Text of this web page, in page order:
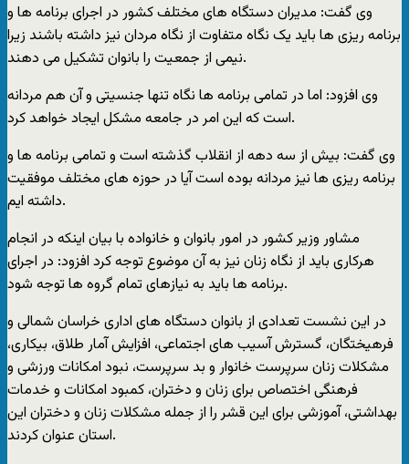
وی گفت: مديران دستگاه های مختلف کشور در اجرای برنامه ها و
برنامه ريزی ها بايد يک نگاه متفاوت از نگاه مردان نيز داشته باشند زيرا
نيمی از جمعيت را بانوان تشکيل می دهند.
وی افزود: اما در تمامی برنامه ها نگاه تنها جنسيتی و آن هم مردانه
است که اين امر در جامعه مشکل ايجاد خواهد کرد.
وی گفت: بيش از سه دهه از انقلاب گذشته است و تمامی برنامه ها و
برنامه ريزی ها نيز مردانه بوده است آيا در حوزه های مختلف موفقيت
داشته ايم.
مشاور وزير کشور در امور بانوان و خانواده با بيان اينکه در انجام
هرکاری بايد از نگاه زنان نيز به آن موضوع توجه کرد افزود: در اجرای
برنامه ها بايد به نيازهای تمام گروه ها توجه شود.
در اين نشست تعدادی از بانوان دستگاه های اداری خراسان شمالی و
فرهيختگان، گسترش آسيب های اجتماعی، افزايش آمار طلاق، بيکاری،
مشکلات زنان سرپرست خانوار و بد سرپرست، نبود امکانات ورزشی و
فرهنگی اختصاص برای زنان و دختران، کمبود امکانات و خدمات
بهداشتی، آموزشی برای اين قشر را از جمله مشکلات زنان و دختران اين
استان عنوان کردند.